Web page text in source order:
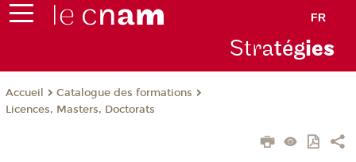
FR
Stratégies
Accueil
Catalogue des formations
Licences, Masters, Doctorats